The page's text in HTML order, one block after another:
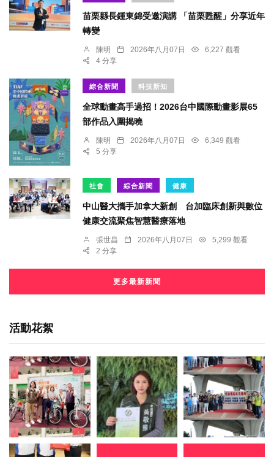
苗栗縣長鍾東錦受邀演講 「苗栗甦醒」分享近年
轉變
陳明 2026年八月07日
6,227 觀看
4 分享
綜合新聞 科技新知
全球動畫高手過招！2026台中國際動畫影展65
部作品入圍揭曉
陳明 2026年八月07日
6,349 觀看
5 分享
社會 綜合新聞 健康
中山醫大攜手加拿大新創 台加臨床創新與數位
健康交流聚焦智慧醫療落地
張世昌 2026年八月07日
5,299 觀看
2 分享
更多最新新聞
活動花絮